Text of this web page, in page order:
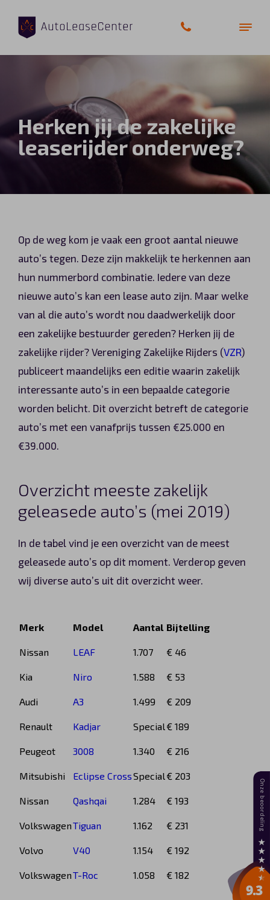
Herken jij de zakelijke
leaserijder onderweg?
Op de weg kom je vaak een groot aantal nieuwe
auto’s tegen. Deze zijn makkelijk te herkennen aan
hun nummerbord combinatie. Iedere van deze
nieuwe auto’s kan een lease auto zijn. Maar welke
van al die auto’s wordt nou daadwerkelijk door
een zakelijke bestuurder gereden? Herken jij de
zakelijke rijder? Vereniging Zakelijke Rijders (VZR)
publiceert maandelijks een editie waarin zakelijk
interessante auto’s in een bepaalde categorie
worden belicht. Dit overzicht betreft de categorie
auto’s met een vanafprijs tussen €25.000 en
€39.000.
Overzicht meeste zakelijk
geleasede auto’s (mei 2019)
In de tabel vind je een overzicht van de meest
geleasede auto’s op dit moment. Verderop geven
wij diverse auto’s uit dit overzicht weer.
Merk Model Aantal Bijtelling
Nissan LEAF 1.707 € 46
Kia Niro 1.588 € 53
Audi A3 1.499 € 209
Renault Kadjar Special€ 189
Peugeot 3008 1.340 € 216
Mitsubishi Eclipse CrossSpecial€ 203
Nissan Qashqai 1.284 € 193
VolkswagenTiguan 1.162 € 231
Volvo V40 1.154 € 192
VolkswagenT-Roc 1.058 € 182
Zakelijke auto’s
Bedrijfswagens
Wagenparkbeheer
Shortlease
Vragen?
Over ons
Contact